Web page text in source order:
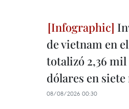
de vietnam en
totalizó 2,36
dólares en siete
08/08/2026 00:30